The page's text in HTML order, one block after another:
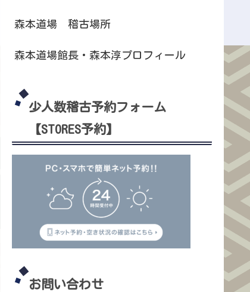
森本道場 稽古場所
森本道場館長・森本淳プロフィール
少人数稽古予約フォーム
【STORES予約】
お問い合わせ